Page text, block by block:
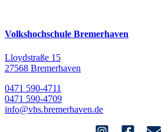
Volkshochschule Bremerhaven
Lloydstraße 15
27568 Bremerhaven
0471 590-4711
0471 590-4709
info@vhs.bremerhaven.de